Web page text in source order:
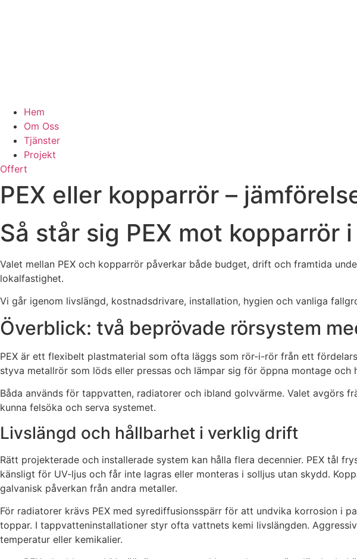
Hem
Om Oss
Tjänster
Projekt
Offert
PEX eller kopparrör –
Så står sig PEX mot kopparrör
Valet mellan PEX och kopparrör påverkar både budget, drift och framtida
lokalfastighet.
Vi går igenom livslängd, kostnadsdrivare, installation, hygien och vanliga
Överblick: två beprövade rörsystem
PEX är ett flexibelt plastmaterial som ofta läggs som rör-i-rör från ett
styva metallrör som löds eller pressas och lämpar sig för öppna montage och
Båda används för tappvatten, radiatorer och ibland golvvärme. Valet avgörs
kunna felsöka och serva systemet.
Livslängd och hållbarhet i verklig drift
Rätt projekterade och installerade system kan hålla flera decennier. PEX tål
känsligt för UV-ljus och får inte lagras eller monteras i solljus utan skydd.
galvanisk påverkan från andra metaller.
För radiatorer krävs PEX med syrediffusionsspärr för att undvika korrosion i
toppar. I tappvatteninstallationer styr ofta vattnets kemi livslängden.
temperatur eller kemikalier.